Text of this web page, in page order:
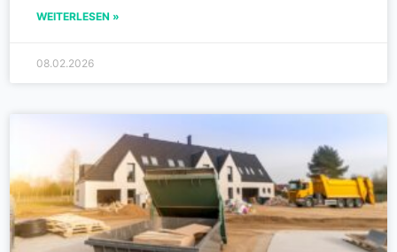
WEITERLESEN »
08.02.2026